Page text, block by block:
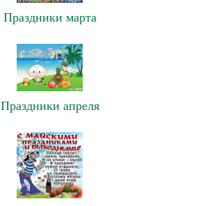
Праздники марта
Праздники апреля